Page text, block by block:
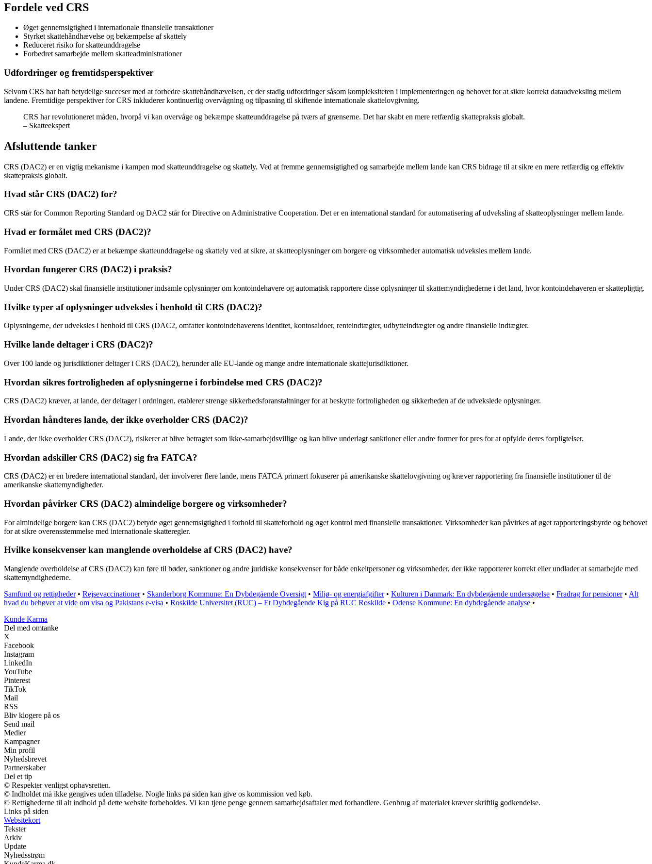
Fordele ved CRS
Øget gennemsigtighed i internationale finansielle transaktioner
Styrket skattehåndhævelse og bekæmpelse af skattely
Reduceret risiko for skatteunddragelse
Forbedret samarbejde mellem skatteadministrationer
Udfordringer og fremtidsperspektiver
Selvom CRS har haft betydelige succeser med at forbedre skattehåndhævelsen, er der stadig udfordringer såsom kompleksiteten i implementeringen og behovet for at sikre korrekt dataudveksling mellem
landene. Fremtidige perspektiver for CRS inkluderer kontinuerlig overvågning og tilpasning til skiftende internationale skattelovgivning.
CRS har revolutioneret måden, hvorpå vi kan overvåge og bekæmpe skatteunddragelse på tværs af grænserne. Det har skabt en mere retfærdig skattepraksis globalt.
– Skatteekspert
Afsluttende tanker
CRS (DAC2) er en vigtig mekanisme i kampen mod skatteunddragelse og skattely. Ved at fremme gennemsigtighed og samarbejde mellem lande kan CRS bidrage til at sikre en mere retfærdig og effektiv
skattepraksis globalt.
Hvad står CRS (DAC2) for?
CRS står for Common Reporting Standard og DAC2 står for Directive on Administrative Cooperation. Det er en international standard for automatisering af udveksling af skatteoplysninger mellem lande.
Hvad er formålet med CRS (DAC2)?
Formålet med CRS (DAC2) er at bekæmpe skatteunddragelse og skattely ved at sikre, at skatteoplysninger om borgere og virksomheder automatisk udveksles mellem lande.
Hvordan fungerer CRS (DAC2) i praksis?
Under CRS (DAC2) skal finansielle institutioner indsamle oplysninger om kontoindehavere og automatisk rapportere disse oplysninger til skattemyndighederne i det land, hvor kontoindehaveren er skattepligtig.
Hvilke typer af oplysninger udveksles i henhold til CRS (DAC2)?
Oplysningerne, der udveksles i henhold til CRS (DAC2, omfatter kontoindehaverens identitet, kontosaldoer, renteindtægter, udbytteindtægter og andre finansielle indtægter.
Hvilke lande deltager i CRS (DAC2)?
Over 100 lande og jurisdiktioner deltager i CRS (DAC2), herunder alle EU-lande og mange andre internationale skattejurisdiktioner.
Hvordan sikres fortroligheden af oplysningerne i forbindelse med CRS (DAC2)?
CRS (DAC2) kræver, at lande, der deltager i ordningen, etablerer strenge sikkerhedsforanstaltninger for at beskytte fortroligheden og sikkerheden af de udvekslede oplysninger.
Hvordan håndteres lande, der ikke overholder CRS (DAC2)?
Lande, der ikke overholder CRS (DAC2), risikerer at blive betragtet som ikke-samarbejdsvillige og kan blive underlagt sanktioner eller andre former for pres for at opfylde deres forpligtelser.
Hvordan adskiller CRS (DAC2) sig fra FATCA?
CRS (DAC2) er en bredere international standard, der involverer flere lande, mens FATCA primært fokuserer på amerikanske skattelovgivning og kræver rapportering fra finansielle institutioner til de
amerikanske skattemyndigheder.
Hvordan påvirker CRS (DAC2) almindelige borgere og virksomheder?
For almindelige borgere kan CRS (DAC2) betyde øget gennemsigtighed i forhold til skatteforhold og øget kontrol med finansielle transaktioner. Virksomheder kan påvirkes af øget rapporteringsbyrde og behovet
for at sikre overensstemmelse med internationale skatteregler.
Hvilke konsekvenser kan manglende overholdelse af CRS (DAC2) have?
Manglende overholdelse af CRS (DAC2) kan føre til bøder, sanktioner og andre juridiske konsekvenser for både enkeltpersoner og virksomheder, der ikke rapporterer korrekt eller undlader at samarbejde med
skattemyndighederne.
Samfund og rettigheder• Rejsevaccinationer• Skanderborg Kommune: En Dybdegående Oversigt • Miljø- og energiafgifter• Kulturen i Danmark: En dybdegående undersøgelse • Fradrag for pensioner• Alt
hvad du behøver at vide om visa og Pakistans e-visa • Roskilde Universitet (RUC) – Et Dybdegående Kig på RUC Roskilde • Odense Kommune: En dybdegående analyse •
Kunde Karma
Del med omtanke
X
Facebook
Instagram
LinkedIn
YouTube
Pinterest
TikTok
Mail
RSS
Bliv klogere på os
Send mail
Medier
Kampagner
Min profil
Nyhedsbrevet
Partnerskaber
Del et tip
© Respekter venligst ophavsretten.
© Indholdet må ikke gengives uden tilladelse. Nogle links på siden kan give os kommission ved køb.
© Rettighederne til alt indhold på dette website forbeholdes. Vi kan tjene penge gennem samarbejdsaftaler med forhandlere. Genbrug af materialet kræver skriftlig godkendelse.
Links på siden
Websitekort
Tekster
Arkiv
Update
Nyhedsstrøm